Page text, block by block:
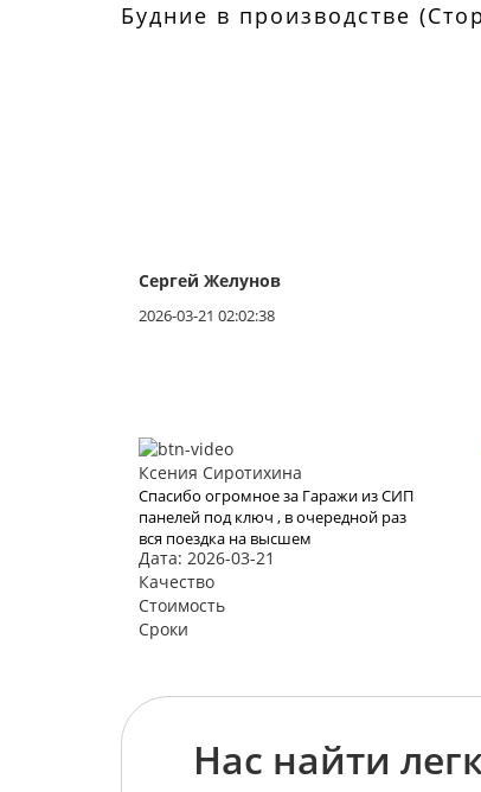
Будние в производстве
Сергей Желунов
2026-03-21 02:02:38
Ксения Сиротихина
Спасибо огромное за Гаражи из СИП
панелей под ключ , в очередной раз
вся поездка на высшем
уровне...цена и условия
шикарны...все понравилось как и
всегда !!!
Дата: 2026-03-21
Качество
Стоимость
Сроки
Нас найти